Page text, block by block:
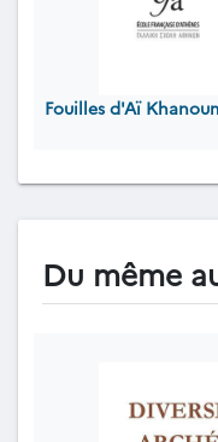
Fouilles d'Aï
Du même